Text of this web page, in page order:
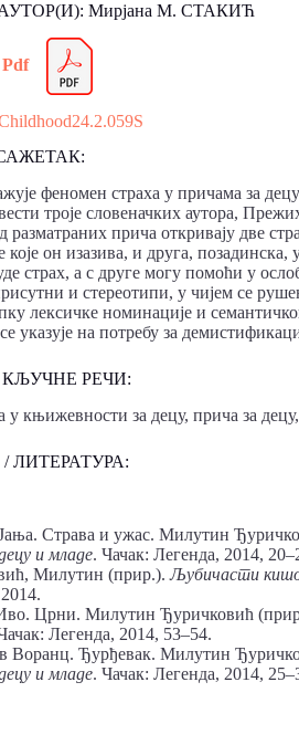
АУТОР(И): Мирјана М. СТАКИЋ
САЖЕТАК:
феномен страха у причама за
троје словеначких аутора,
разматраних прича откривају две
које он изазива, и друга,
страх, а с друге могу помоћи у
и стереотипи, у чијем се
лексичке номинације и
указује на потребу за
КЉУЧНЕ РЕЧИ:
у књижевности за децу, прича за
/ ЛИТЕРАТУРА:
Страва и ужас. Милутин
и младе. Чачак: Легенда, 2014,
Милутин (прир.).Љубичасти
Црни. Милутин Ђуричковић
Легенда, 2014, 53–54.
Воранц. Ђурђевак. Милутин
и младе. Чачак: Легенда, 2014,